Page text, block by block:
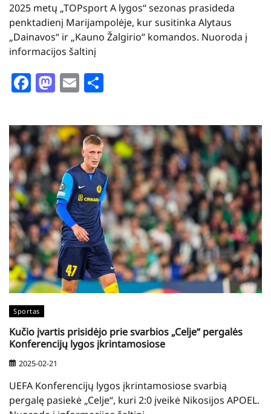
2025 metų „TOPsport A lygos“ sezonas prasideda
penktadienį Marijampolėje, kur susitinka Alytaus
„Dainavos“ ir „Kauno Žalgirio“ komandos. Nuoroda į
informacijos šaltinį
Facebook
Mastodon
Email
Sportas
Kučio įvartis prisidėjo prie svarbios „Celje“ pergalės
Konferencijų lygos įkrintamosiose
2025-02-21
UEFA Konferencijų lygos įkrintamosiose svarbią
pergalę pasiekė „Celje“, kuri 2:0 įveikė Nikosijos APOEL.